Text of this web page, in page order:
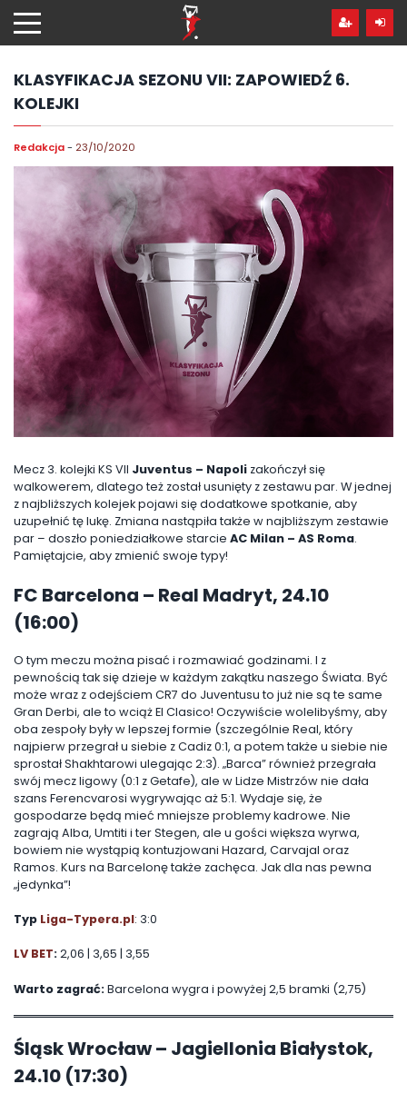
hdo
treści
KLASYFIKACJA SEZONU VII: ZAPOWIEDŹ 6.
KOLEJKI
Redakcja- 23/10/2020
Mecz 3. kolejki KS VII Juventus – Napoli zakończył się
walkowerem, dlatego też został usunięty z zestawu par. W jednej
z najbliższych kolejek pojawi się dodatkowe spotkanie, aby
uzupełnić tę lukę. Zmiana nastąpiła także w najbliższym zestawie
par – doszło poniedziałkowe starcie AC Milan – AS Roma.
Pamiętajcie, aby zmienić swoje typy!
FC Barcelona – Real Madryt, 24.10
(16:00)
O tym meczu można pisać i rozmawiać godzinami. I z
pewnością tak się dzieje w każdym zakątku naszego Świata. Być
może wraz z odejściem CR7 do Juventusu to już nie są te same
Gran Derbi, ale to wciąż El Clasico! Oczywiście wolelibyśmy, aby
oba zespoły były w lepszej formie (szczególnie Real, który
najpierw przegrał u siebie z Cadiz 0:1, a potem także u siebie nie
sprostał Shakhtarowi ulegając 2:3). „Barca” również przegrała
swój mecz ligowy (0:1 z Getafe), ale w Lidze Mistrzów nie dała
szans Ferencvarosi wygrywając aż 5:1. Wydaje się, że
gospodarze będą mieć mniejsze problemy kadrowe. Nie
zagrają Alba, Umtiti i ter Stegen, ale u gości większa wyrwa,
bowiem nie wystąpią kontuzjowani Hazard, Carvajal oraz
Ramos. Kurs na Barcelonę także zachęca. Jak dla nas pewna
„jedynka”!
Typ Liga-Typera.pl: 3:0
LV BET:2,06 | 3,65 | 3,55
Warto zagrać:Barcelona wygra i powyżej 2,5 bramki (2,75)
Śląsk Wrocław – Jagiellonia Białystok,
24.10 (17:30)